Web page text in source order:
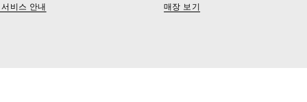
비스 안내 매장 보기